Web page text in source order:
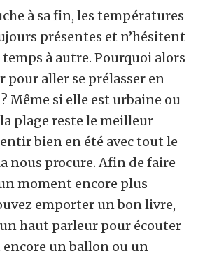
à sa fin, les températures
présentes et n’hésitent
à autre. Pourquoi alors
pour aller se prélasser en
Même si elle est urbaine ou
plage reste le meilleur
bien en été avec tout le
nous procure. Afin de faire
moment encore plus
emporter un bon livre,
haut parleur pour écouter
encore un ballon ou un